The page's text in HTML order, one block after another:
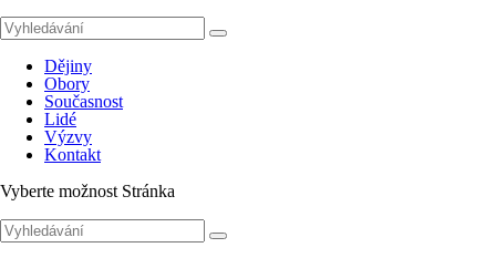
Dějiny
Obory
Současnost
Lidé
Výzvy
Kontakt
Vyberte možnost Stránka